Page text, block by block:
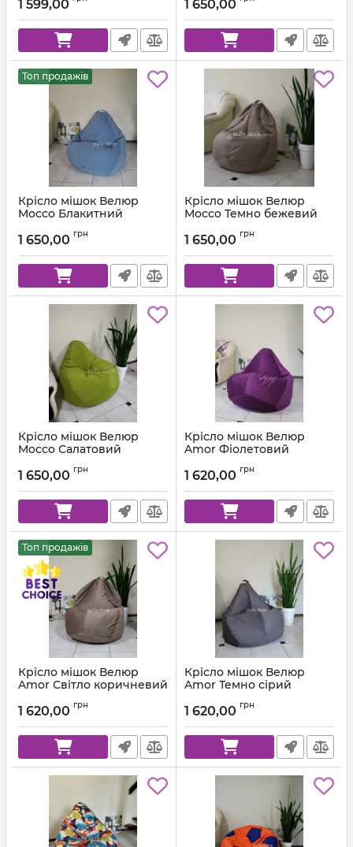
1 599,00 1 650,00
Топ продажів
Крісло мішок Велюр
Mocco Блакитний
1 650,00 грн
Крісло мішок Велюр
Mocco Темно бежевий
1 650,00 грн
Крісло мішок Велюр
Mocco Салатовий
1 650,00 грн
Крісло мішок Велюр
Amor Фіолетовий
1 620,00 грн
Топ продажів
Крісло мішок Велюр
Amor Світло коричневий
1 620,00 грн
Крісло мішок Велюр
Amor Темно сірий
1 620,00 грн